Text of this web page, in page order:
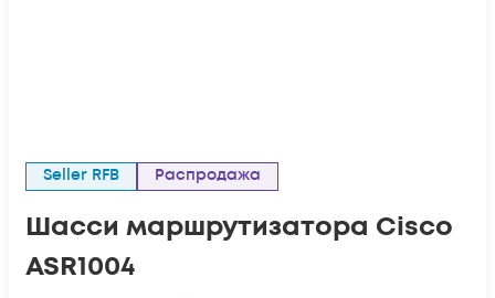
Seller RFB Распродажа
Шасси маршрутизатора Cisco
ASR1004